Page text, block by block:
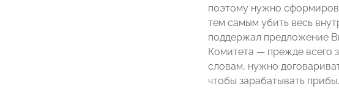
поэтому нужно
тем самым убить весь
поддержал предложение
Комитета — прежде всего
словам, нужно
чтобы зарабатывать